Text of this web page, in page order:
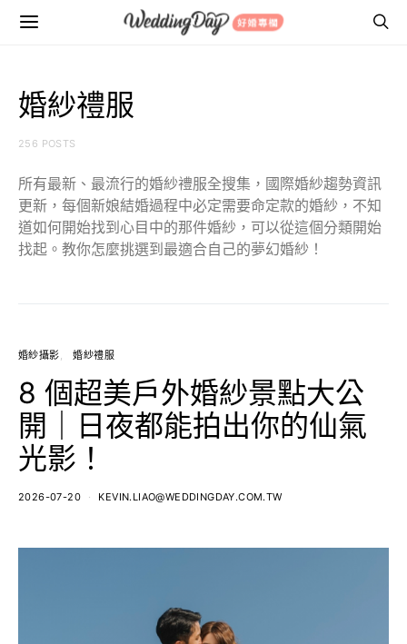
婚紗禮服
256 POSTS
所有最新、最流行的婚紗禮服全搜集，國際婚紗趨勢資訊
更新，每個新娘結婚過程中必定需要命定款的婚紗，不知
道如何開始找到心目中的那件婚紗，可以從這個分類開始
找起。教你怎麼挑選到最適合自己的夢幻婚紗！
婚紗攝影 婚紗禮服
8 個超美戶外婚紗景點大公
開｜日夜都能拍出你的仙氣
光影！
2026-07-20 KEVIN.LIAO@WEDDINGDAY.COM.TW